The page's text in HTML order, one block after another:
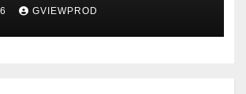
l’Angleterre
GVIEWPROD